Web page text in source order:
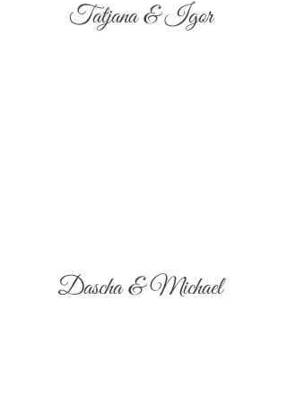
Tatjana & Igor
Dascha & Michael